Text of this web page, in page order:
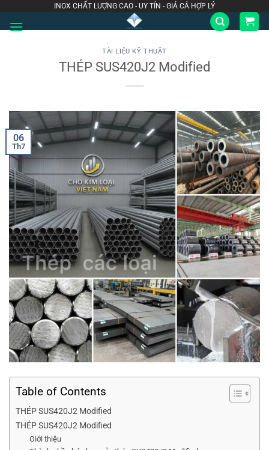
qua
INOX CHẤT LƯỢNG CAO - UY TÍN - GIÁ CẢ HỢP LÝ
TÀI LIỆU KỸ THUẬT
THÉP SUS420J2 Modified
06
Th7
Table of Contents
THÉP SUS420J2 Modified
THÉP SUS420J2 Modified
Giới thiệu